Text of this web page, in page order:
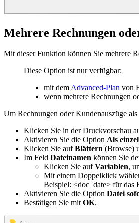
Mehrere Rechnungen
Mit dieser Funktion können Sie mehrere
Diese Option ist nur verfügbar:
mit demAdvanced-Plan von
wenn mehrere Rechnungen
Um Rechnungen oder Kundenauszüge als
Klicken Sie in der Druckvorschau
Aktivieren Sie die Option Als
Klicken Sie aufBlättern (Browse)
Im Feld Dateinamen können Sie
Klicken Sie aufVariablen,
Mit einem Doppelklick
Beispiel: <doc_date> für das
Aktivieren Sie die Option Datei
Bestätigen Sie mitOK.